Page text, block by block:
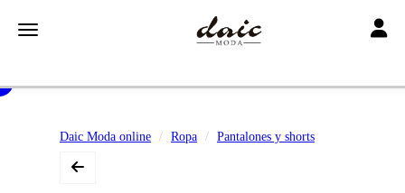
Toggle navigation
Daic Moda online Ropa Pantalones y shorts